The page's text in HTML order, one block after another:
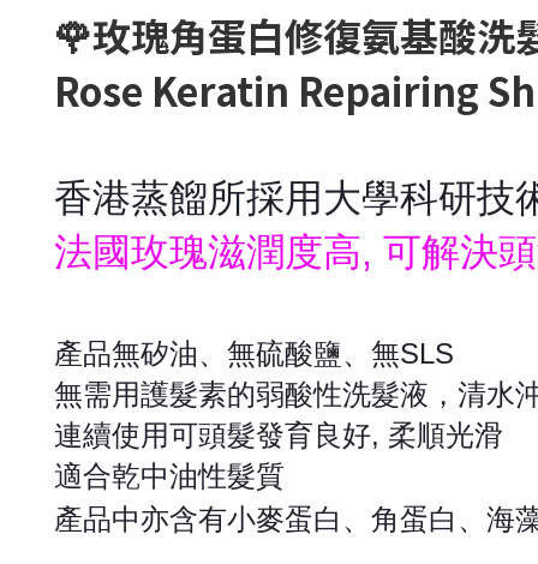
🌹玫瑰角蛋白修復氨基酸洗
Rose Keratin Repairing
香港蒸餾所採用大學科研技
法國玫瑰滋潤度高, 可解決
產品無矽油、無硫酸鹽、無SLS
無需用護髮素的弱酸性洗髮液，清水
連續使用可頭髮發育良好, 柔順光滑
適合乾中油性髮質
產品中亦含有小麥蛋白、角蛋白、海